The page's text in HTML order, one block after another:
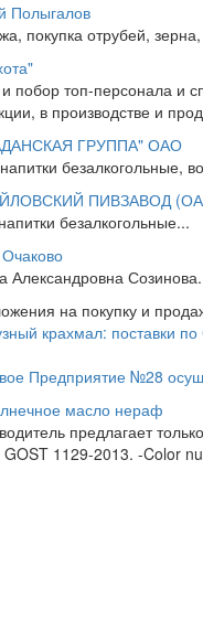
Полыгалов
покупка отрубей,
побор топ-персонала и
в производстве и
ГРУППА" ОАО
безалкогольные,
ПИВЗАВОД
безалкогольные...
Александровна
на покупку и
крахмал: поставки
Предприятие №28
масло нераф
предлагает
1129-2013. -Color